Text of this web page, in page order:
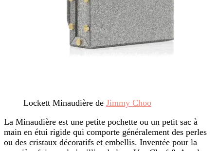
Lockett Minaudière de Jimmy Choo
La Minaudière est une petite pochette ou un petit sac à
main en étui rigide qui comporte généralement des perles
ou des cristaux décoratifs et embellis. Inventée pour la